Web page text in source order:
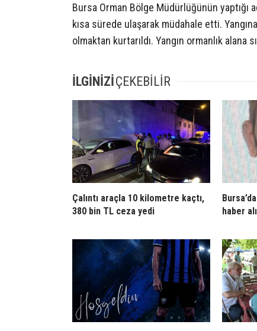
Bursa Orman Bölge Müdürlüğünün yaptığı
kısa sürede ulaşarak müdahale etti.
olmaktan kurtarıldı. Yangın ormanlık alana
İLGİNİZİÇEKEBİLİR
Çalıntı araçla 10 kilometre kaçtı,
380 bin TL ceza yedi
haber